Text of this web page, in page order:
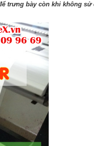
trưng bày còn khi không